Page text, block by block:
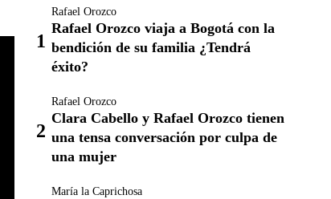
Rafael Orozco
Rafael Orozco viaja a Bogotá con la
bendición de su familia ¿Tendrá
éxito?
Rafael Orozco
Clara Cabello y Rafael Orozco tienen
una tensa conversación por culpa de
una mujer
María la Caprichosa